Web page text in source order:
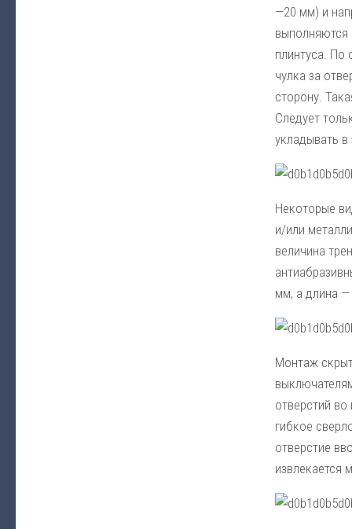
—20 мм) и
выполняются
плинтуса. По
чулка за
сторону.
Следует
укладывать
Некоторые
и/или
величина
мм, а длина —
Монтаж
отверстий
гибкое
отверстие
извлекается